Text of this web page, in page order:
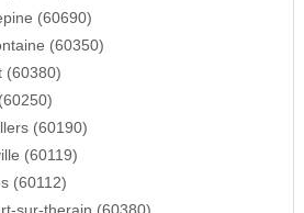
(60690)
(60350)
(60380)
(60190)
(60119)
(60112)